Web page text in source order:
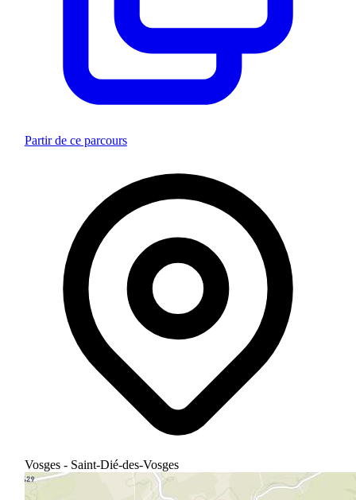
Partir de ce parcours
Vosges - Saint-Dié-des-Vosges